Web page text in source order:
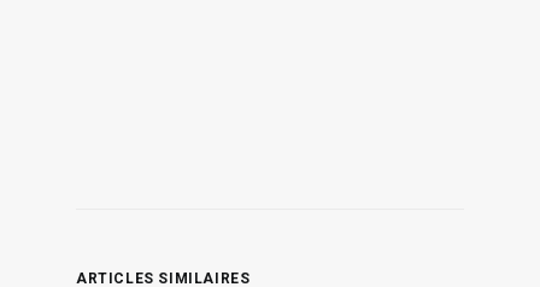
ARTICLES SIMILAIRES